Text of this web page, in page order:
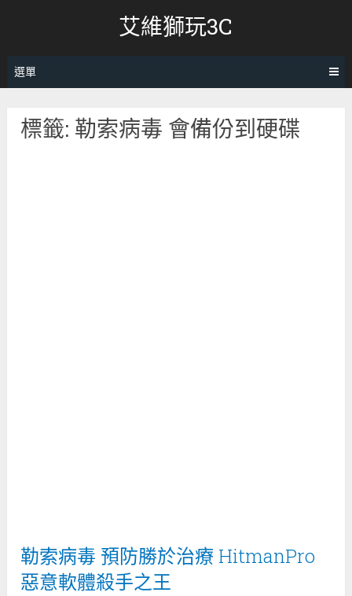
艾維獅玩3C
選單
標籤: 勒索病毒 會備份到硬碟
勒索病毒 預防勝於治療 HitmanPro
惡意軟體殺手之王